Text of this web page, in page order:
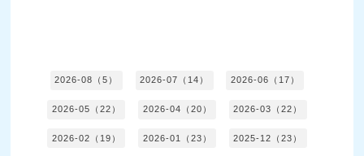
2026-08（5） 2026-07（14） 2026-06（17）
2026-05（22） 2026-04（20） 2026-03（22）
2026-02（19） 2026-01（23） 2025-12（23）